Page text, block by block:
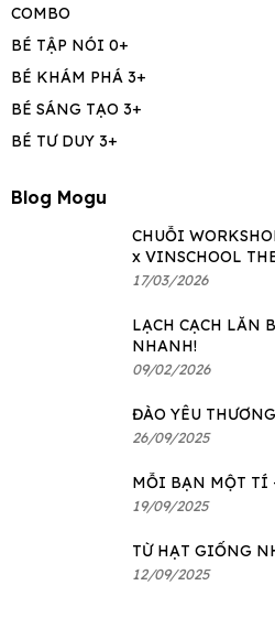
COMBO
BÉ TẬP NÓI 0+
BÉ KHÁM PHÁ 3+
BÉ SÁNG TẠO 3+
BÉ TƯ DUY 3+
Blog Mogu
CHUỖI
x VINSCHOOL
17/03/2026
LẠCH CẠCH LĂN
NHANH!
09/02/2026
ĐÀO YÊU
26/09/2025
MỖI BẠN MỘT TÍ
19/09/2025
TỪ HẠT GIỐNG
12/09/2025